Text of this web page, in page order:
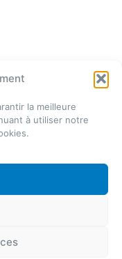
la meilleure
à utiliser notre
confidentialité